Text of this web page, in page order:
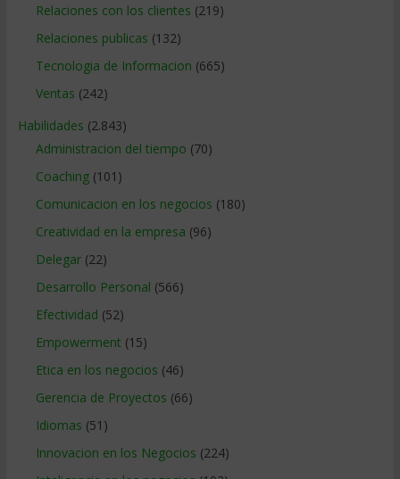
Relaciones con los clientes (219)
Relaciones publicas (132)
Tecnologia de Informacion (665)
Ventas (242)
Habilidades (2.843)
Administracion del tiempo (70)
Coaching(101)
Comunicacion en los negocios (180)
Creatividad en la empresa (96)
Delegar(22)
Desarrollo Personal (566)
Efectividad (52)
Empowerment (15)
Etica en los negocios (46)
Gerencia de Proyectos (66)
Idiomas (51)
Innovacion en los Negocios (224)